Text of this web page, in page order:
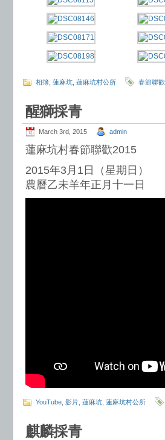
相簿 蓮麻坑 蓮麻坑村公所 春節聯歡
醒獅採青
March 3rd, 2015 admin
蓮麻坑村春節聯歡2015
2015年3月1日（星期日）
農曆乙未羊年正月十一日
YouTube 影片 蓮麻坑 蓮麻坑村公所
麒麟採青